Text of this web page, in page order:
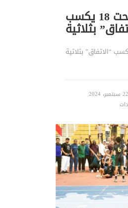
فريق الوطن تحت 18 يكسب
بثلاثية
22 سبتمبر، 2024